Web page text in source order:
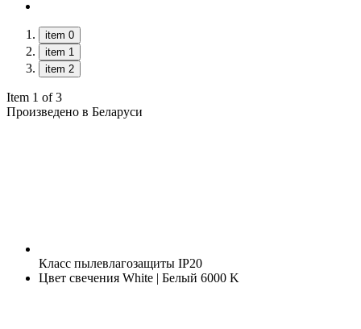
item 0
item 1
item 2
Item 1 of 3
Произведено в Беларуси
Класс пылевлагозащиты IP20
Цвет свечения White | Белый 6000 K